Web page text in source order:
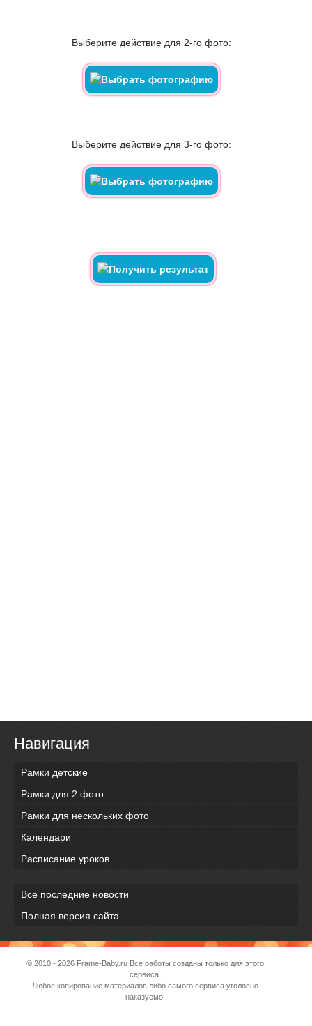
Выберите действие для 2-го фото:
Выберите действие для 3-го фото:
Навигация
Рамки детские
Рамки для 2 фото
Рамки для нескольких фото
Календари
Расписание уроков
Все последние новости
Полная версия сайта
© 2010 - 2026 Frame-Baby.ru Все работы созданы только для этого
сервиса.
Любое копирование материалов либо самого сервиса уголовно
наказуемо.